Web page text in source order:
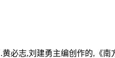
必志,刘建勇主编创作的,《